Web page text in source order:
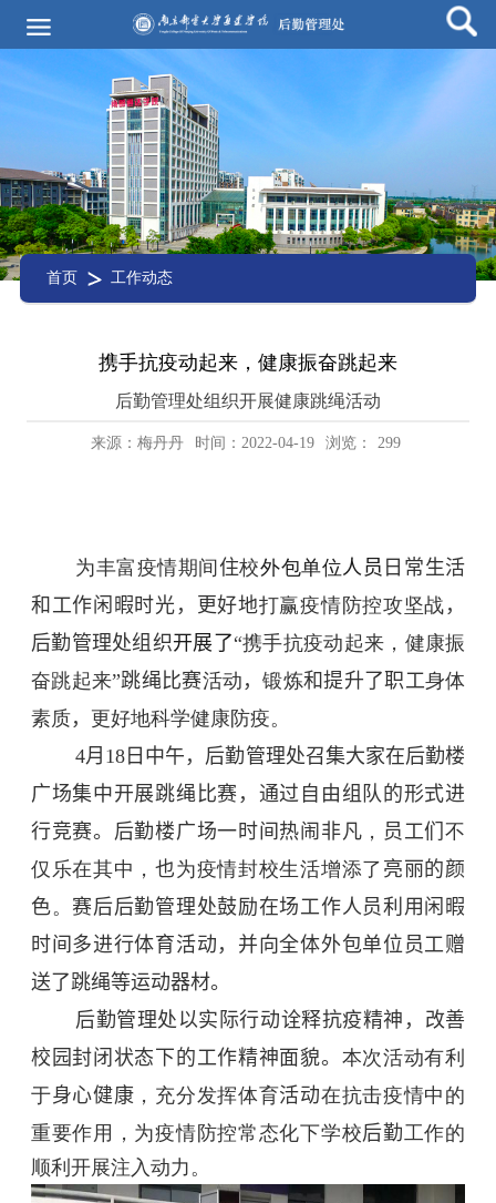
首页 工作动态
携手抗疫动起来，健康振奋跳起来
后勤管理处组织开展健康跳绳活动
来源：梅丹丹 时间：2022-04-19 浏览： 299
为丰富疫情期间住校外包单位人员 日常生活
和工作闲暇时光，更好地打赢疫情防控攻坚战 ，
后勤管理处组织开展了“携手抗疫动起来，健康振
奋跳起来”跳绳比赛活动 ，锻炼和提升了职工身体
素质， 更好地科学健康防疫。
4月 18 日中午，后勤管理处召集大家在后勤楼
广场集中开展跳绳比赛，通过自由组队的形式进
行竞赛。后勤楼广场一时间 热闹非凡 ， 员工们不
仅乐在其中，也为疫情封校生活增添了 亮丽的颜
色。 赛后后勤管理处鼓励在场工作人员利用闲暇
时间多进行体育活动，并向全体外包单位员工赠
送了跳绳等运动器材。
后勤管理处以实际行动诠释抗疫精神，改善
校园封闭状态下的工作精神面貌。 本次活动有利
于身心健康 ，充分发挥体育活动在抗击疫情中的
重要作用，为疫情防控常态化下学校后勤工作的
顺利开展注入动力。